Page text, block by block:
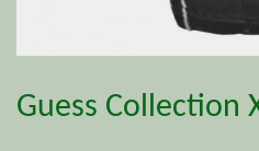
Guess Collection